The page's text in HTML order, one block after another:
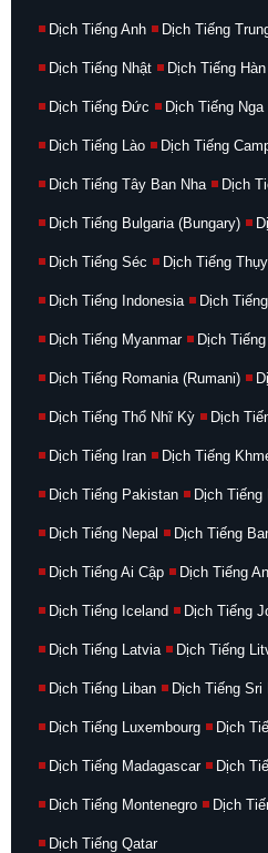
Dịch Tiếng Anh Dịch Tiếng
Dịch Tiếng Nhật Dịch Tiếng Hàn
Dịch Tiếng Đức Dịch Tiếng Nga
Dịch Tiếng Lào Dịch Tiếng
Dịch Tiếng Tây Ban Nha Dịch
Dịch Tiếng Bulgaria (Bungary)
Dịch Tiếng Séc Dịch Tiếng
Dịch Tiếng Indonesia Dịch
Dịch Tiếng Myanmar Dịch
Dịch Tiếng Romania (Rumani)
Dịch Tiếng Thổ Nhĩ Kỳ Dịch
Dịch Tiếng Iran Dịch Tiếng
Dịch Tiếng Pakistan Dịch Tiếng
Dịch Tiếng Nepal Dịch Tiếng
Dịch Tiếng Ai Cập Dịch Tiếng
Dịch Tiếng Iceland Dịch Tiếng
Dịch Tiếng Latvia Dịch Tiếng
Dịch Tiếng Liban Dịch Tiếng Sri
Dịch Tiếng Luxembourg Dịch
Dịch Tiếng Madagascar Dịch
Dịch Tiếng Montenegro Dịch
Dịch Tiếng Qatar